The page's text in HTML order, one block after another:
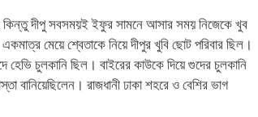
দীপু সবসময়ই ইফুর সামনে আসার সময় নিজেকে খুব
মেয়ে শ্বেতাকে নিয়ে দীপুর খুবি ছোট পরিবার ছিল।
হেভি চুলকানি ছিল। বাইরের কাউকে দিয়ে গুদের চুলকানি
বানিয়েছিলেন। রাজধানী ঢাকা শহরে ও বেশির ভাগ